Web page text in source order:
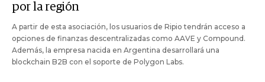
por la región
A partir de esta asociación, los usuarios de Ripio tendrán acceso a
opciones de finanzas descentralizadas como AAVE y Compound.
Además, la empresa nacida en Argentina desarrollará una
blockchain B2B con el soporte de Polygon Labs.